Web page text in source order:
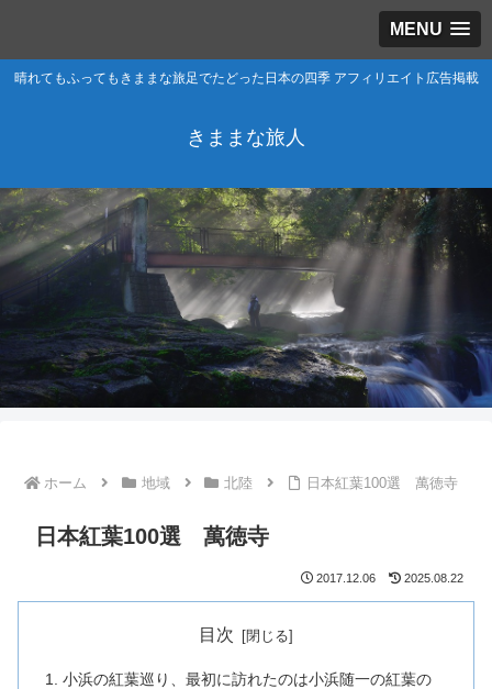
MENU
晴れてもふってもきままな旅足でたどった日本の四季 アフィリエイト広告掲載
きままな旅人
ホーム 地域 北陸 日本紅葉100選 萬徳寺
日本紅葉100選 萬徳寺
2017.12.06 2025.08.22
目次
小浜の紅葉巡り、最初に訪れたのは小浜随一の紅葉の